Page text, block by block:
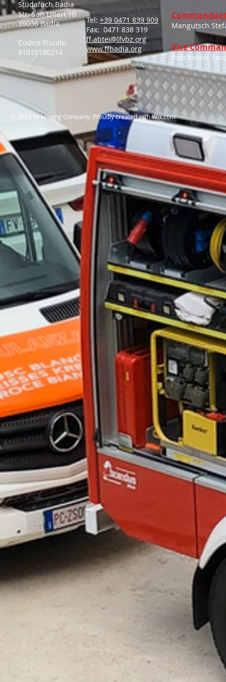
Stüdafüch Badia
Str. San Linert 10
39036 Badia
Codice Fiscale:
81010180214
Tel: +39 0471 839 909
Fax: 0471 838 319
ff.abtei@lfvbz.org
www.ffbadia.org
Mangutsch
Vice
Pitscheider
​© 2023 by Moving Company. Proudly created withWix.com